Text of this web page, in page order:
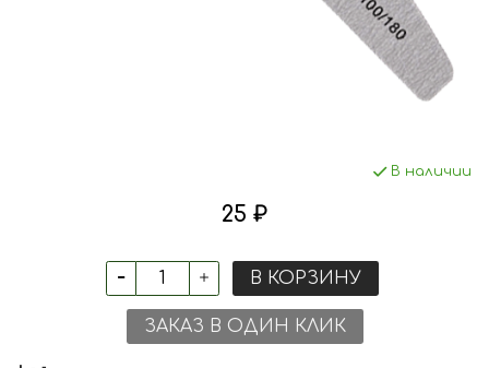
В наличии
25 ₽
В КОРЗИНУ
ЗАКАЗ В ОДИН КЛИК